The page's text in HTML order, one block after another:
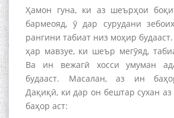
Ҳамон гуна, ки аз шеърҳои
бармеояд, ӯ дар сурудани
рангини табиат низ моҳир
ҳар мавзуе, ки шеър мегӯяд,
Ва ин вежагӣ хосси умуман
будааст. Масалан, аз ин
Дақиқӣ, ки дар он бештар сухан
баҳор аст: